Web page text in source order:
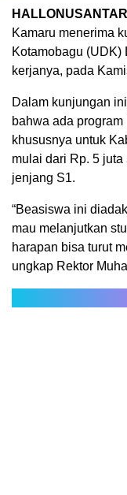
Kamaru menerima
Kotamobagu (UDK)
kerjanya, pada
Dalam kunjungan
bahwa ada
khususnya untuk
mulai dari Rp. 5
jenjang S1.
“Beasiswa ini
mau melanjutkan
harapan bisa turut
ungkap Rektor